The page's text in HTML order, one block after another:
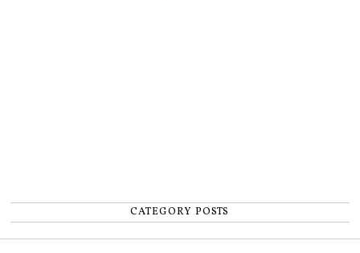
CATEGORY POSTS